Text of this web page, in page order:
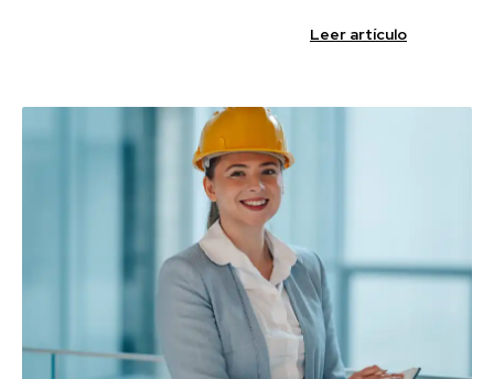
Leer artículo